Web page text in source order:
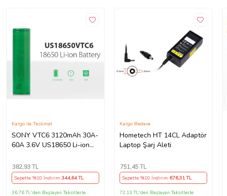
SONY VTC6 3120mAh 30A-
60A 3.6V US18650 Li-ion
Kargo ile Teslimat
382,93 TL
Sepette %10 İndirim 344,64 TL
36,76 TL'den Başlayan Taksitlerle
Hometech HT 14CL Adaptör
Laptop Şarj Aleti
Kargo Bedava
751,45 TL
Sepette %10 İndirim 676,31 TL
72,13 TL'den Başlayan Taksitlerle